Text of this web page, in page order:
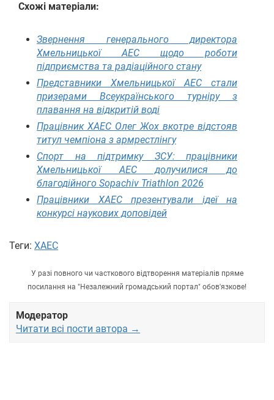
Схожі матеріали:
Звернення генерального директора
Хмельницької АЕС щодо роботи
підприємства та радіаційного стану
Представники Хмельницької АЕС стали
призерами Всеукраїнського турніру з
плавання на відкритій воді
Працівник ХАЕС Олег Жох вкотре відстояв
титул чемпіона з армрестлінгу
Спорт на підтримку ЗСУ: працівники
Хмельницької АЕС долучилися до
благодійного Sopachiv Triathlon 2026
Працівники ХАЕС презентували ідеї на
конкурсі наукових доповідей
Теги: ХАЕС
У разі повного чи часткового відтворення матеріалів пряме
посилання на "Незалежний громадський портал" обов'язкове!
Модератор
Читати всі пости автора →